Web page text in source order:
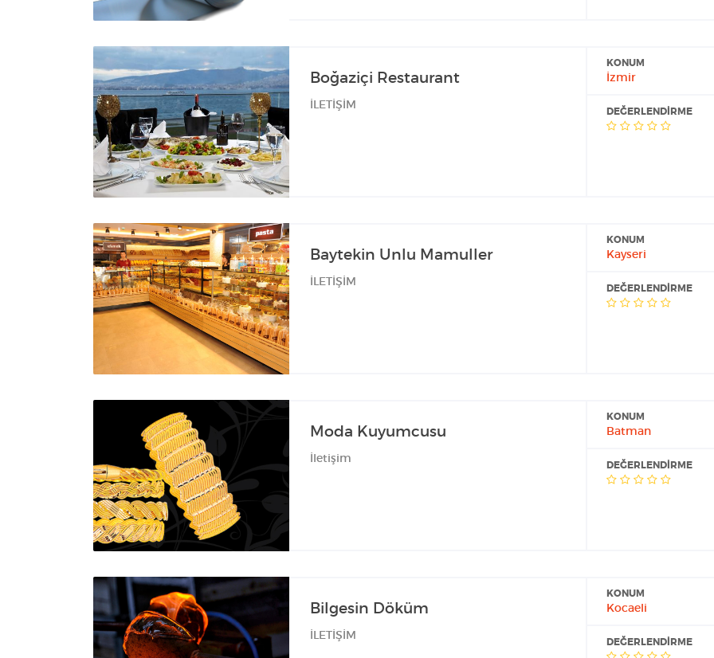
Boğaziçi Restaurant
İLETİŞİM
KONUM
İzmir
DEĞERLENDIRME
Baytekin Unlu Mamuller
İLETİŞİM
KONUM
Kayseri
DEĞERLENDIRME
Moda Kuyumcusu
İletişim
KONUM
Batman
DEĞERLENDIRME
Bilgesin Döküm
İLETİŞİM
KONUM
Kocaeli
DEĞERLENDIRME